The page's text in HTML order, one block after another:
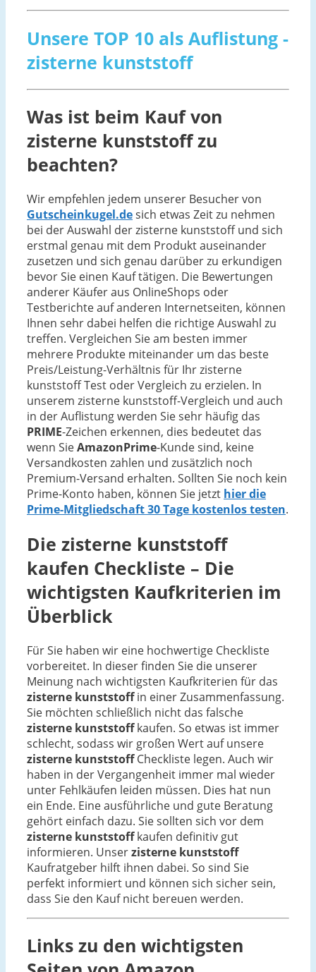
Unsere TOP 10 als Auflistung -
zisterne kunststoff
Was ist beim Kauf von
zisterne kunststoff zu
beachten?
Wir empfehlen jedem unserer Besucher von
Gutscheinkugel.desich etwas Zeit zu nehmen
bei der Auswahl der zisterne kunststoff und sich
erstmal genau mit dem Produkt auseinander
zusetzen und sich genau darüber zu erkundigen
bevor Sie einen Kauf tätigen. Die Bewertungen
anderer Käufer aus OnlineShops oder
Testberichte auf anderen Internetseiten, können
Ihnen sehr dabei helfen die richtige Auswahl zu
treffen. Vergleichen Sie am besten immer
mehrere Produkte miteinander um das beste
Preis/Leistung-Verhältnis für Ihr zisterne
kunststoff Test oder Vergleich zu erzielen. In
unserem zisterne kunststoff-Vergleich und auch
in der Auflistung werden Sie sehr häufig das
PRIME-Zeichen erkennen, dies bedeutet das
wenn SieAmazonPrime-Kunde sind, keine
Versandkosten zahlen und zusätzlich noch
Premium-Versand erhalten. Sollten Sie noch kein
Prime-Konto haben, können Sie jetzt hier die
Prime-Mitgliedschaft 30 Tage kostenlos testen.
Die zisterne kunststoff
kaufen Checkliste – Die
wichtigsten Kaufkriterien im
Überblick
Für Sie haben wir eine hochwertige Checkliste
vorbereitet. In dieser finden Sie die unserer
Meinung nach wichtigsten Kaufkriterien für das
zisterne kunststoffin einer Zusammenfassung.
Sie möchten schließlich nicht das falsche
zisterne kunststoffkaufen. So etwas ist immer
schlecht, sodass wir großen Wert auf unsere
zisterne kunststoffCheckliste legen. Auch wir
haben in der Vergangenheit immer mal wieder
unter Fehlkäufen leiden müssen. Dies hat nun
ein Ende. Eine ausführliche und gute Beratung
gehört einfach dazu. Sie sollten sich vor dem
zisterne kunststoffkaufen definitiv gut
informieren. Unserzisterne kunststoff
Kaufratgeber hilft ihnen dabei. So sind Sie
perfekt informiert und können sich sicher sein,
dass Sie den Kauf nicht bereuen werden.
Links zu den wichtigsten